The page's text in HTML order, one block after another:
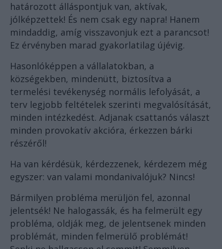
határozott álláspontjuk van, aktívak,
jólképzettek! És nem csak egy napra! Hanem
mindaddig, amíg visszavonjuk ezt a parancsot!
Ez érvényben marad gyakorlatilag újévig.
Hasonlóképpen a vállalatokban, a
községekben, mindenütt, biztosítva a
termelési tevékenység normális lefolyását, a
terv legjobb feltételek szerinti megvalósítását,
minden intézkedést. Adjanak csattanós választ
minden provokatív akcióra, érkezzen bárki
részéről!
Ha van kérdésük, kérdezzenek, kérdezem még
egyszer: van valami mondanivalójuk? Nincs!
Bármilyen probléma merüljön fel, azonnal
jelentsék! Ne halogassák, és ha felmerült egy
probléma, oldják meg, de jelentsenek minden
problémát, minden felmerülő problémát!